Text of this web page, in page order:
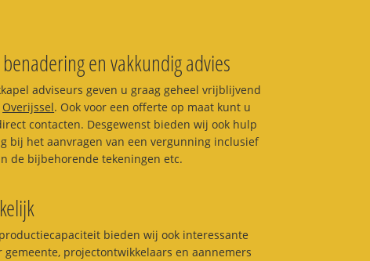
en vakkundig advies
adviseurs geven u graag geheel vrijblijvend
Overijssel. Ook voor een offerte op maat kunt u
contacten. Desgewenst bieden wij ook hulp
bij het aanvragen van een vergunning inclusief
de bijbehorende tekeningen etc.
bieden wij ook interessante
gemeente, projectontwikkelaars en aannemers